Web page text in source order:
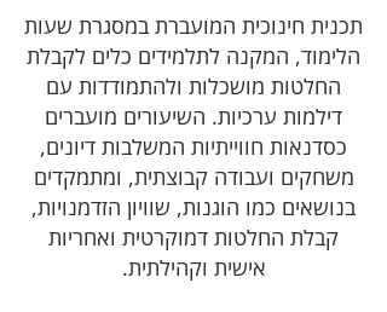
תכנית חינוכית המועברת במסגרת שעות
הלימוד, המקנה לתלמידים כלים לקבלת
החלטות מושכלות ולהתמודדות עם
דילמות ערכיות. השיעורים מועברים
כסדנאות חווייתיות המשלבות דיונים,
משחקים ועבודה קבוצתית, ומתמקדים
בנושאים כמו הוגנות, שוויון הזדמנויות,
קבלת החלטות דמוקרטית ואחריות
אישית וקהילתית.